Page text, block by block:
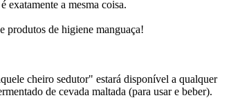
exatamente a mesma coisa.
produtos de higiene manguaça!
cheiro sedutor" estará disponível a qualquer
de cevada maltada (para usar e beber).